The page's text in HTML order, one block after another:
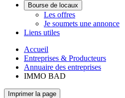
Bourse de locaux
Les offres
Je soumets une annonce
Liens utiles
Accueil
Entreprises & Producteurs
Annuaire des entreprises
IMMO BAD
Imprimer la page